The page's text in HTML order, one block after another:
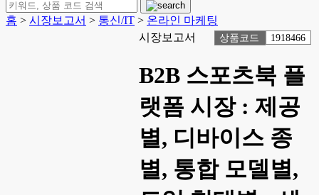
홈 > 시장보고서 > 통신/IT > 온라인 마케팅
시장보고서
상품코드 1918466
B2B 스포츠북 플
랫폼 시장 : 제공
별, 디바이스 종
별, 통합 모델별,